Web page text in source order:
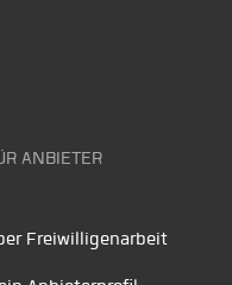
ANBIETER
Freiwilligenarbeit